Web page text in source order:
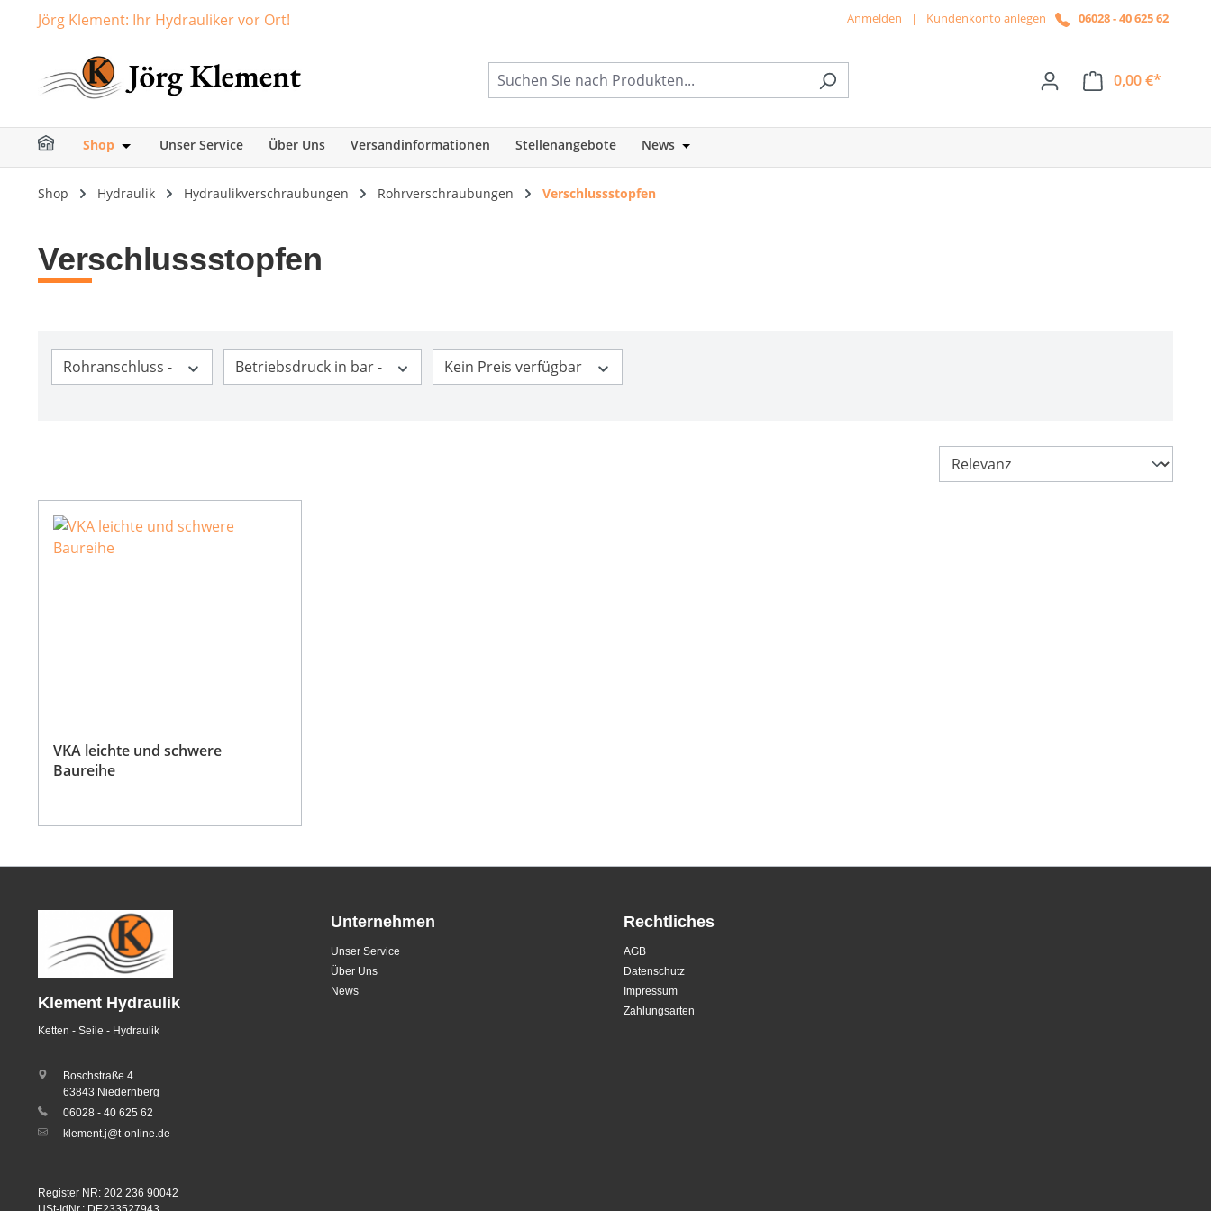
Zur Hauptnavigation springen
Jörg Klement: Ihr Hydrauliker vor Ort! Anmelden | Kundenkonto anlegen 06028 - 40 625 62
0,00 €*
Shop Öffne oder Schließe das Dropdown der Kategorie Shop
Unser Service Über Uns Versandinformationen Stellenangebote News Öffne oder Schließe das Dropdown der Kategorie News
Shop Hydraulik Hydraulikverschraubungen Rohrverschraubungen Verschlussstopfen
Verschlussstopfen
Rohranschluss - Betriebsdruck in bar - Kein Preis verfügbar
VKA leichte und schwere
Baureihe
Klement Hydraulik
Ketten - Seile - Hydraulik
Boschstraße 4
63843 Niedernberg
06028 - 40 625 62
klement.j@t-online.de
Register NR: 202 236 90042
Unternehmen
Unser Service
Über Uns
News
Rechtliches
AGB
Datenschutz
Impressum
Zahlungsarten